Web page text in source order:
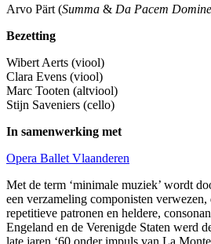
Arvo Pärt (Summa & Da Pacem
Bezetting
Wibert Aerts (viool)
Clara Evens (viool)
Marc Tooten (altviool)
Stijn Saveniers (cello)
In samenwerking met
Opera Ballet Vlaanderen
Met de term ‘minimale muziek’ wordt
een verzameling componisten
repetitieve patronen en heldere,
Engeland en de Verenigde Staten werd
late jaren ‘60 onder impuls van La